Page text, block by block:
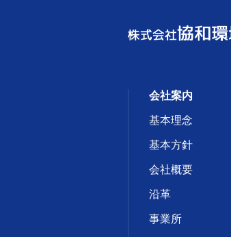
会社案内
基本理念
基本方針
会社概要
沿革
事業所